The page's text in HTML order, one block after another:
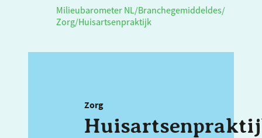
Milieubarometer NL /Branchegemiddeldes/
Zorg/Huisartsenpraktijk
Zorg